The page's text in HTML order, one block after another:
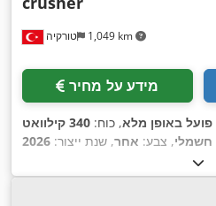
טורקיה 1,049 km
מידע על מחיר
פועל באופן מלא, כוח:
340 קילוואט
חשמלי, צבע: אחר, שנת ייצור: 2026